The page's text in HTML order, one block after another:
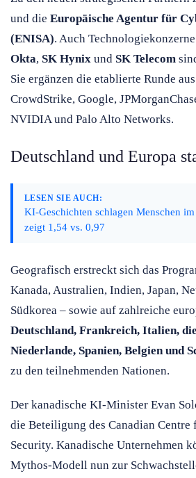
und die Europäische Agentur für
(ENISA). Auch
Okta, SK Hynix und SK Telecom
Sie ergänzen die etablierte Runde
CrowdStrike, Google,
NVIDIA und Palo Alto Networks.
Deutschland und Europa
LESEN SIE AUCH:
KI-Geschichten schlagen Menschen
zeigt 1,54 vs. 0,97
Geografisch erstreckt sich das
Kanada, Australien, Indien, Japan,
Südkorea – sowie auf zahlreiche
Deutschland, Frankreich, Italien,
Niederlande, Spanien, Belgien und
zu den teilnehmenden Nationen.
Der kanadische KI-Minister Evan
die Beteiligung des Canadian Centre
Security. Kanadische Unternehmen
Mythos-Modell nun zur